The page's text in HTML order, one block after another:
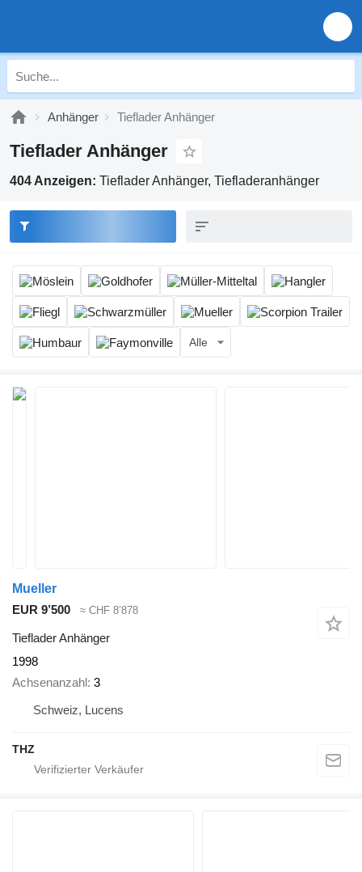
Anhänger Tieflader Anhänger
Tieflader Anhänger
404 Anzeigen: Tieflader Anhänger, Tiefladeranhänger
Alle
Mueller
EUR 9’500
≈ CHF 8’878
Tieflader Anhänger
1998
Achsenanzahl 3
Schweiz, Lucens
THZ